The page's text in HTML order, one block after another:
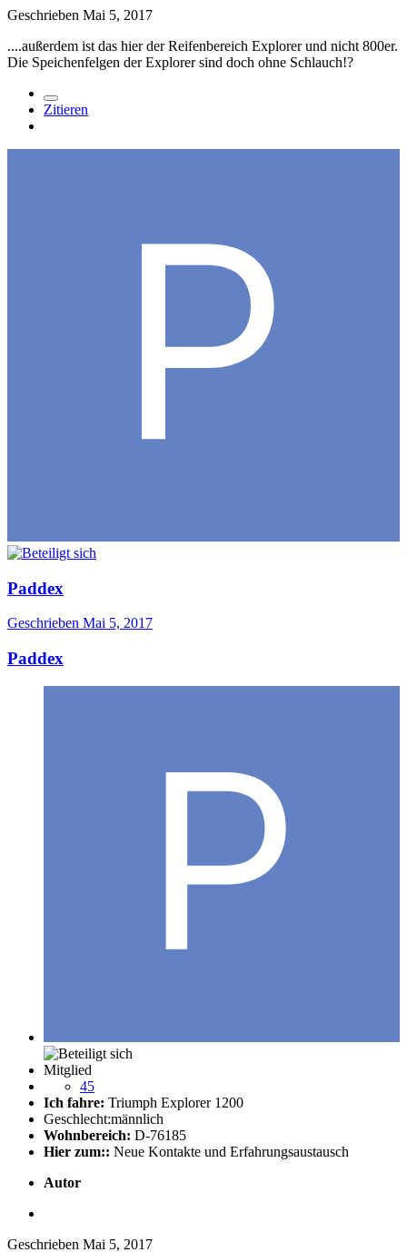
Geschrieben Mai 5, 2017
....außerdem ist das hier der Reifenbereich Explorer und nicht 800er.
Die Speichenfelgen der Explorer sind doch ohne Schlauch!?
Zitieren
Paddex
Geschrieben Mai 5, 2017
Paddex
Mitglied
45
Ich fahre: Triumph Explorer 1200
Geschlecht:männlich
Wohnbereich: D-76185
Hier zum:: Neue Kontakte und Erfahrungsaustausch
Autor
Geschrieben Mai 5, 2017